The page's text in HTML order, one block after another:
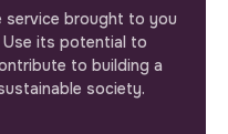
service brought to you
Use its potential to
to building a
society.